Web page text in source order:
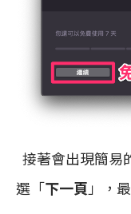
接著會出現簡易
選「下一頁 」，